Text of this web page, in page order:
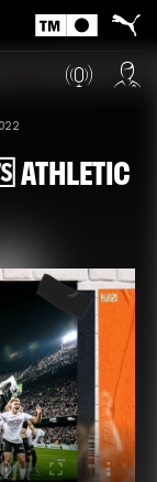
ATHLETIC